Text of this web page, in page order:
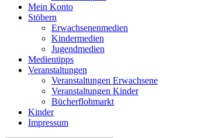
Mein Konto
Stöbern
Erwachsenenmedien
Kindermedien
Jugendmedien
Medientipps
Veranstaltungen
Veranstaltungen Erwachsene
Veranstaltungen Kinder
Bücherflohmarkt
Kinder
Impressum